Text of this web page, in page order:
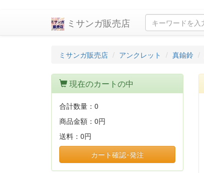
ミサンガ販売店
ミサンガ販売店 アンクレット 真鍮鈴
現在のカートの中
合計数量： 0
商品金額： 0円
送料： 0円
カート確認･発注